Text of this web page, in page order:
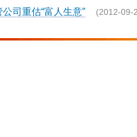
司重估“富人生意” (2012-09-